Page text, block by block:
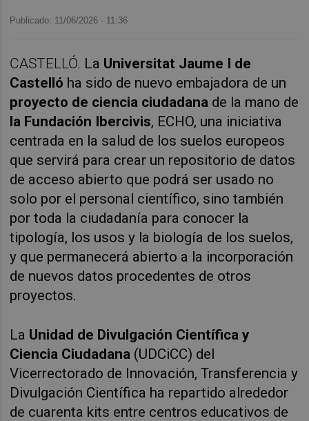
Publicado: 11/06/2026 · 11:36
CASTELLÓ. La Universitat Jaume I de
Castelló ha sido de nuevo embajadora de un
proyecto de ciencia ciudadana de la mano de
la Fundación Ibercivis, ECHO, una iniciativa
centrada en la salud de los suelos europeos
que servirá para crear un repositorio de datos
de acceso abierto que podrá ser usado no
solo por el personal científico, sino también
por toda la ciudadanía para conocer la
tipología, los usos y la biología de los suelos,
y que permanecerá abierto a la incorporación
de nuevos datos procedentes de otros
proyectos.
La Unidad de Divulgación Científica y
Ciencia Ciudadana (UDCiCC) del
Vicerrectorado de Innovación, Transferencia y
Divulgación Científica ha repartido alrededor
de cuarenta kits entre centros educativos de